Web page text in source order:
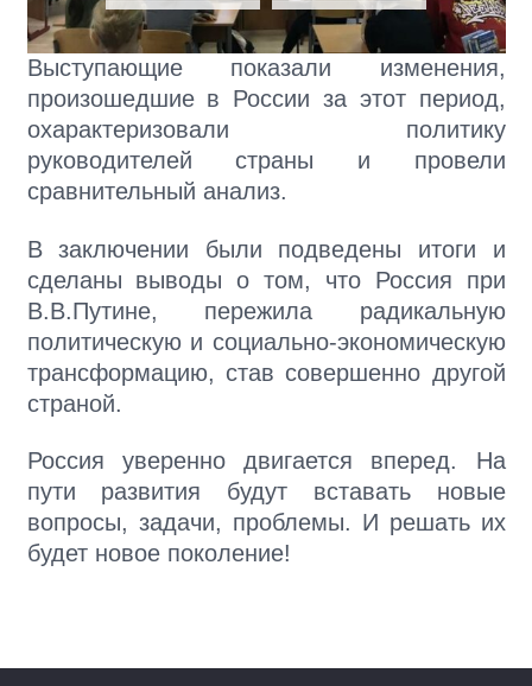
Выступающие показали изменения,
произошедшие в России за этот период,
охарактеризовали политику
руководителей страны и провели
сравнительный анализ.
В заключении были подведены итоги и
сделаны выводы о том, что Россия при
В.В.Путине, пережила радикальную
политическую и социально-экономическую
трансформацию, став совершенно другой
страной.
Россия уверенно двигается вперед. На
пути развития будут вставать новые
вопросы, задачи, проблемы. И решать их
будет новое поколение!